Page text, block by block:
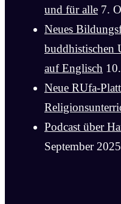
und für alle 7.
Neues
buddhistischen
auf Englisch
Neue RUfa-
Podcast über
September 2025